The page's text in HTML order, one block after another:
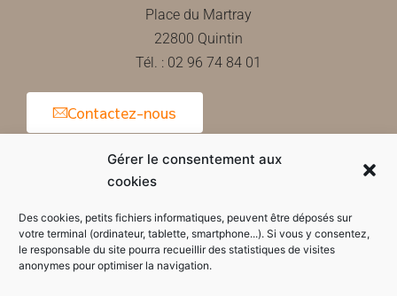
Gérer le consentement aux
cookies
Des cookies, petits fichiers informatiques, peuvent être déposés sur
votre terminal (ordinateur, tablette, smartphone...). Si vous y consentez,
le responsable du site pourra recueillir des statistiques de visites
anonymes pour optimiser la navigation.
Place du Martray
22800 Quintin
Tél. : 02 96 74 84 01
Contactez-nous
Horaires d'ouverture de la mairie